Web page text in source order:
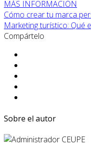
MÁS INFORMACIÓN
Cómo crear tu marca
Marketing turístico: Qué
Compártelo
Sobre el autor